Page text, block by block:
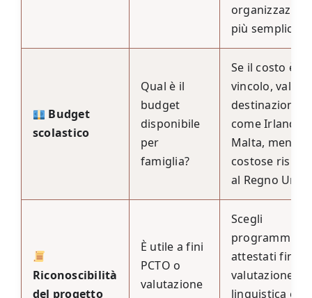
più semplice.
Budget
scolastico
Qual è il
budget
disponibile
per
famiglia?
Se il costo è un
vincolo, valuta
destinazioni
come Irlanda e
Malta, meno
costose
al Regno
Riconoscibilità
del progetto
È utile a fini
PCTO o
valutazione
Scegli
programmi
attestati finali,
valutazione
linguistica e